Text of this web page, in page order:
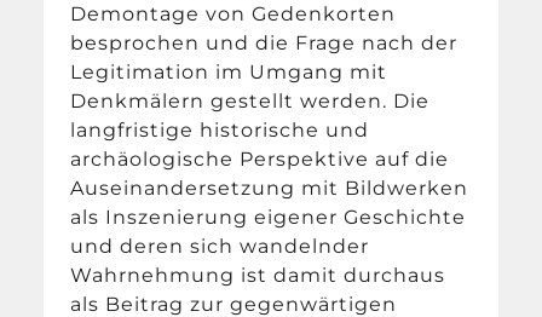
Demontage von Gedenkorten
besprochen und die Frage nach der
Legitimation im Umgang mit
Denkmälern gestellt werden. Die
langfristige historische und
archäologische Perspektive auf die
Auseinandersetzung mit Bildwerken
als Inszenierung eigener Geschichte
und deren sich wandelnder
Wahrnehmung ist damit durchaus
als Beitrag zur gegenwärtigen